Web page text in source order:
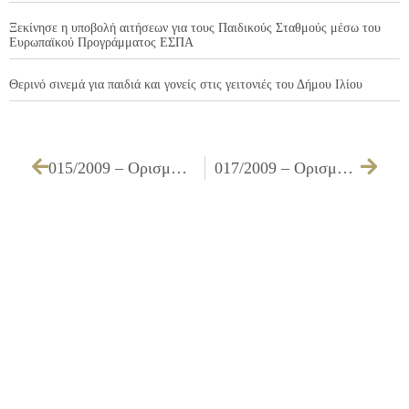
Ξεκίνησε η υποβολή αιτήσεων για τους Παιδικούς Σταθμούς μέσω του
Ευρωπαϊκού Προγράμματος ΕΣΠΑ
Θερινό σινεμά για παιδιά και γονείς στις γειτονιές του Δήμου Ιλίου
015/2009 – Ορισμός μελών της Επιτροπής Κτηματολογίου, σύμφωνα με το άρθρο 183 του Ν. 3463/2006, αποτελούμενη από 2 Δημοτικούς Συμβούλους & τους αναπληρωτές τους & 1 Πολ. Μηχανικό – Δημ. Υπάλληλο για το έτος 2009 017/2009 – Ορισμός μελών Διαπαραταξιακής Επιτροπής Καταστημάτων Υγειονομικού Ενδιαφέροντος για το έτος 2009